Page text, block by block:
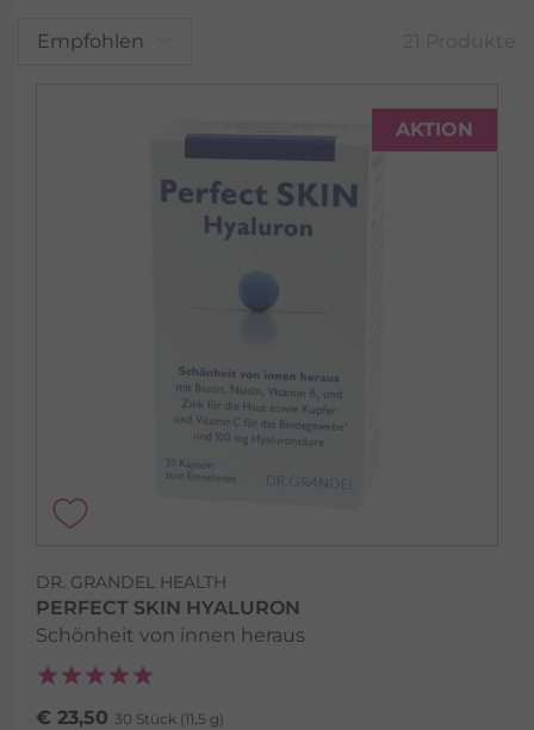
DR. GRANDEL HEALTH PRODUCTS
PHYTO-Spezialitäten »
DR. GRANDEL HEALTH PRODUCTS
AMINOSÄUREN
Aminogran
Empfohlen
AKTION
DR. GRANDEL HEALTH
PERFECT SKIN HYALURON
Schönheit von innen heraus
€ 23,50 30 Stück (11,5 g)